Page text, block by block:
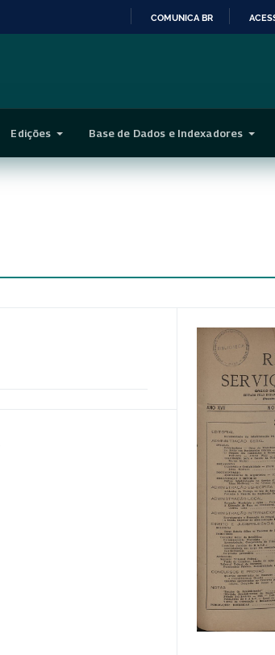
CONTEÚDO
COMUNICA BR
Edições Base de Dados e Indexadores